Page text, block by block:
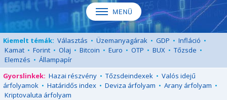
Kiemelt témák: Választás • Üzemanyagárak • GDP • Infláció •
Kamat • Forint • Olaj • Bitcoin • Euro • OTP • BUX • Tőzsde •
Elemzés • Állampapír
Gyorslinkek: Hazai részvény • Tőzsdeindexek • Valós idejű
árfolyamok • Határidős index • Deviza árfolyam • Arany árfolyam •
Kriptovaluta árfolyam